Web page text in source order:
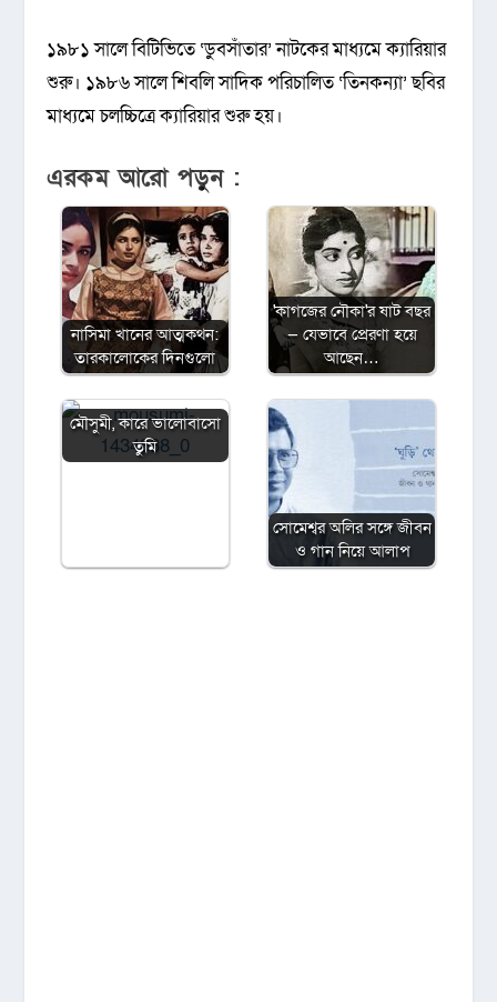
১৯৮১ সালে বিটিভিতে ‘ডুবসাঁতার’ নাটকের মাধ্যমে ক্যারিয়ার
শুরু। ১৯৮৬ সালে শিবলি সাদিক পরিচালিত ‘তিনকন্যা’ ছবির
মাধ্যমে চলচ্চিত্রে ক্যারিয়ার শুরু হয়।
এরকম আরো পড়ুন :
নাসিমা খানের আত্মকথন:
তারকালোকের দিনগুলো
'কাগজের নৌকা'র ষাট বছর
— যেভাবে প্রেরণা হয়ে
আছেন…
মৌসুমী, কারে ভালোবাসো
তুমি
সোমেশ্বর অলির সঙ্গে জীবন
ও গান নিয়ে আলাপ